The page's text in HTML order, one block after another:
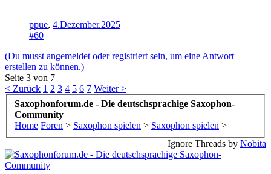
ppue, 4.Dezember.2025
#60
(Du musst angemeldet oder registriert sein, um eine Antwort
erstellen zu können.)
Seite 3 von 7
< Zurück 1 2 3 4 5 6 7 Weiter >
Saxophonforum.de - Die deutschsprachige Saxophon-
Community
Home Foren > Saxophon spielen > Saxophon spielen >
Ignore Threads by Nobita